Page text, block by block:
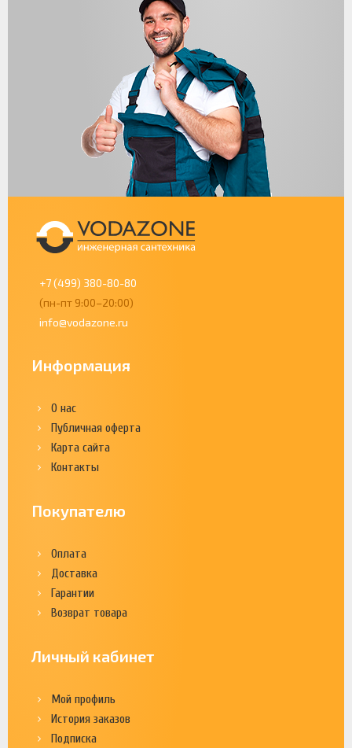
+7 (499) 380-80-80
(пн-пт 9:00–20:00)
info@vodazone.ru
Информация
О нас
Публичная оферта
Карта сайта
Контакты
Покупателю
Оплата
Доставка
Гарантии
Возврат товара
Личный кабинет
Мой профиль
История заказов
Подписка